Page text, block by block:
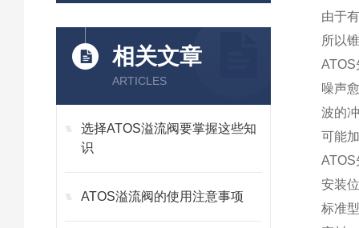
相关文章
ARTICLES
选择ATOS溢流阀要掌握这些知
识
ATOS溢流阀的使用注意事项
由于
所以
噪声
波的
可能
安装
标准